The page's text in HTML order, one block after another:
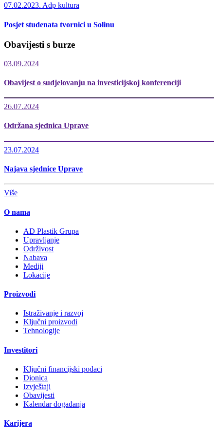
07.02.2023. Adp kultura
Posjet studenata tvornici u Solinu
Obavijesti s burze
03.09.2024
Obavijest o sudjelovanju na investicijskoj konferenciji
26.07.2024
Održana sjednica Uprave
23.07.2024
Najava sjednice Uprave
Više
O nama
AD Plastik Grupa
Upravljanje
Održivost
Nabava
Mediji
Lokacije
Proizvodi
Istraživanje i razvoj
Ključni proizvodi
Tehnologije
Investitori
Ključni financijski podaci
Dionica
Izvještaji
Obavijesti
Kalendar događanja
Karijera